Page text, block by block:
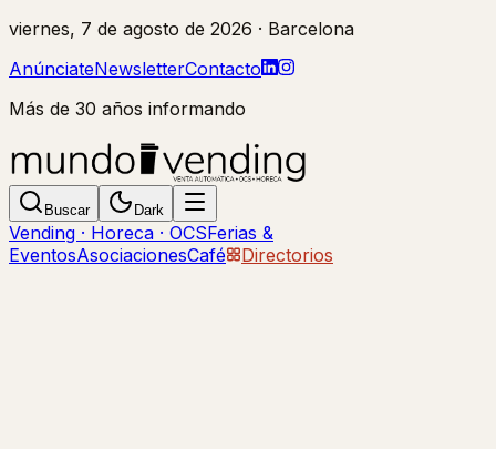
viernes, 7 de agosto de 2026 · Barcelona
AnúnciateNewsletterContacto
Más de 30 años informando
Buscar Dark
Vending · Horeca · OCSFerias &
EventosAsociacionesCafé Directorios